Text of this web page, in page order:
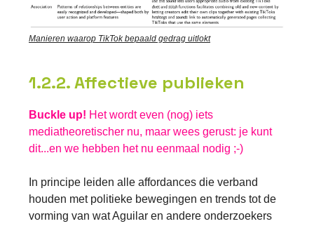
Manieren waarop TikTok bepaald gedrag uitlokt
1.2.2. Affectieve publieken
Buckle up! Het wordt even (nog) iets
mediatheoretischer nu, maar wees gerust: je kunt
dit...en we hebben het nu eenmaal nodig ;-)
In principe leiden alle affordances die verband
houden met politieke bewegingen en trends tot de
vorming van wat Aguilar en andere onderzoekers